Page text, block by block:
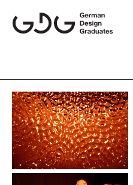
content